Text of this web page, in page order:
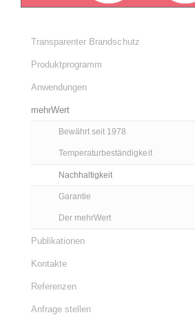
Transparenter Brandschutz
Produktprogramm
Anwendungen
mehrWert
Bewährt seit 1978
Temperaturbeständigkeit
Nachhaltigkeit
Garantie
Der mehrWert
Publikationen
Kontakte
Referenzen
Anfrage stellen